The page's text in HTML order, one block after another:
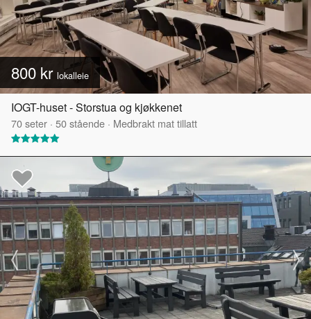
800 kr lokalleie
IOGT-huset - Storstua og kjøkkenet
70seter · 50stående · Medbrakt mat tillatt